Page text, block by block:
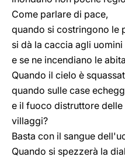
Come parlare di pace,
quando si costringono le
si dà la caccia agli uomini
e se ne incendiano le
Quando il cielo è
quando sulle case
e il fuoco distruttore
villaggi?
Basta con il sangue
Quando si spezzerà la